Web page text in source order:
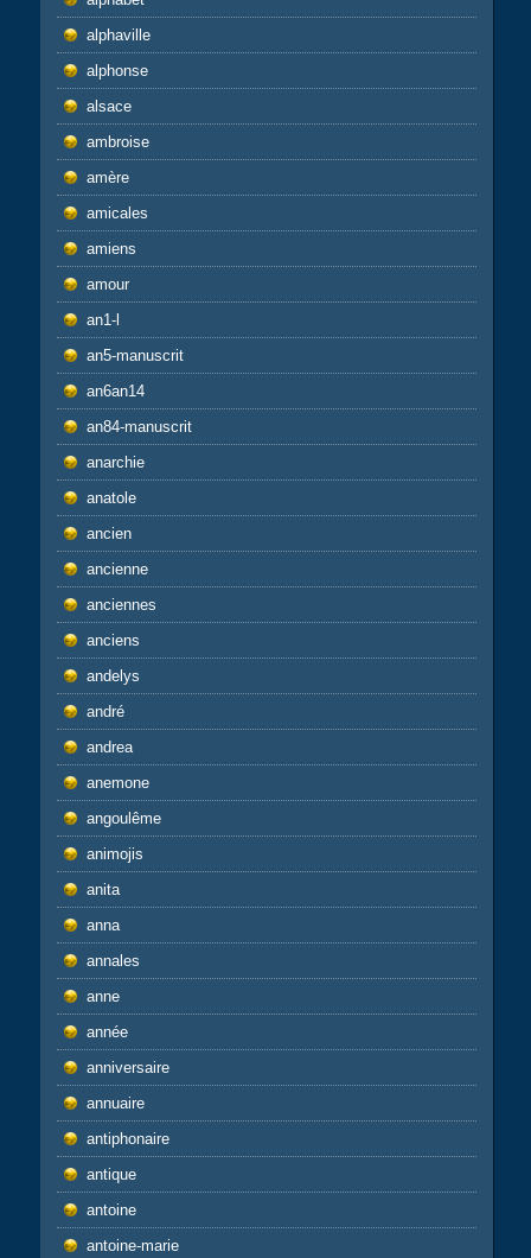
alphaville
alphonse
alsace
ambroise
amère
amicales
amiens
amour
an1-l
an5-manuscrit
an6an14
an84-manuscrit
anarchie
anatole
ancien
ancienne
anciennes
anciens
andelys
andré
andrea
anemone
angoulême
animojis
anita
anna
annales
anne
année
anniversaire
annuaire
antiphonaire
antique
antoine
antoine-marie